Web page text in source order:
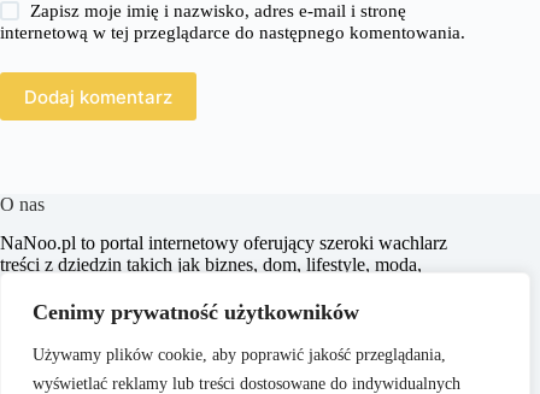
Cenimy prywatność użytkowników
Używamy plików cookie, aby poprawić jakość przeglądania,
wyświetlać reklamy lub treści dostosowane do indywidualnych
Zapisz moje imię i nazwisko, adres e-mail i stronę
internetową w tej przeglądarce do następnego komentowania.
Dodaj komentarz
O nas
​NaNoo.pl to portal internetowy oferujący szeroki wachlarz
treści z dziedzin takich jak biznes, dom, lifestyle, moda,
celem jest dostarczanie czytelnikom rzetelnych i inspirujących
artykułów, które wspierają ich w podejmowaniu świadomych
decyzji oraz poszerzają horyzonty.